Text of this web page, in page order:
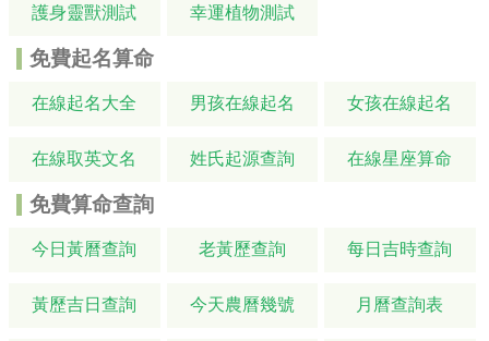
護身靈獸測試 幸運植物測試
免費起名算命
在線起名大全 男孩在線起名 女孩在線起名
在線取英文名 姓氏起源查詢 在線星座算命
免費算命查詢
今日黃曆查詢 老黃歷查詢 每日吉時查詢
黃歷吉日查詢 今天農曆幾號 月曆查詢表